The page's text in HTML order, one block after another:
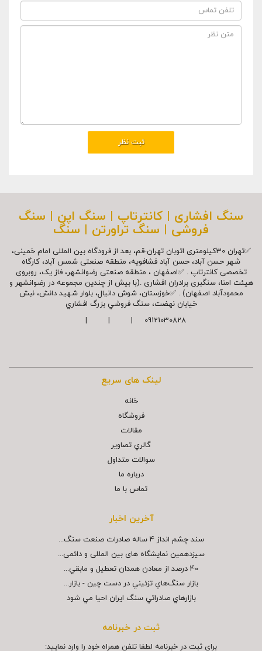
سنگ افشاری | کانترتاپ | سنگ اپن | سنگ
فروشی | سنگ تراورتن | سنگ
✅تهران 30کیلومتری اتوبان تهران-قم، بعد از فرودگاه بین المللی امام خمینی،
شهر حسن آباد، حسن آباد فشافویه، منطقه صنعتی شمس آباد، کارگاه
تخصصی کانترتاپ . ✅اصفهان ، منطقه صنعتی رضوانشهر، فاز یک، روبروی
هیئت امنا، سنگبری برادران افشاری .(با بیش از چندین مجموعه در رضوانشهر و
محمودآباد اصفهان) . ✅خوزستان، شوش دانیال، بلوار شهيد دانش، نبش
خیابان نهضت، سنگ فروشي بزرگ افشاري
09121030828 | | |
لینک های سریع
خانه
فروشگاه
مقالات
گالري تصاوير
سوالات متداول
درباره ما
تماس با ما
آخرین اخبار
سند چشم انداز ۴ ساله صادرات صنعت سنگ...
سیزدهمین نمایشگاه های بین المللی و دائمی...
40 درصد از معادن همدان تعطيل و مابقي...
بازار سنگ‌هاي تزئيني در دست چين - بازار...
بازارهاي صادراتي سنگ ايران احيا مي شود
ثبت در خبرنامه
برای ثبت در خبرنامه لطفا تلفن همراه خود را وارد نمایید: